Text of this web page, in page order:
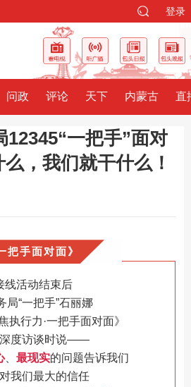
登录
问政 评论 天下 内蒙古 直
12345“一把手”面对
，我们就干什么！
把手面对面》
线活动结束后
局“一把手”石丽娜
执行力 ·一把手面对面》
度访谈时说——
、 最现实的问题告诉我们
我们最大的信任